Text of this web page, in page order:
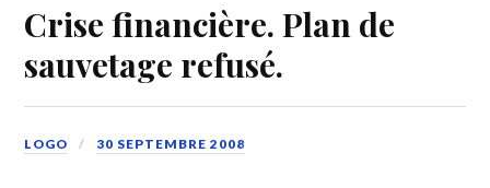
Crise financière. Plan de
sauvetage refusé.
LOGO 30 SEPTEMBRE 2008